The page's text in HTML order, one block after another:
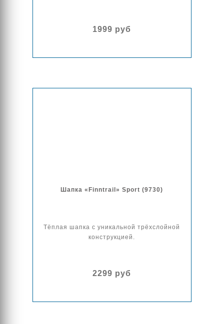
1999 руб
Шапка «Finntrail» Sport (9730)
Тёплая шапка с уникальной трёхслойной
конструкцией.
2299 руб